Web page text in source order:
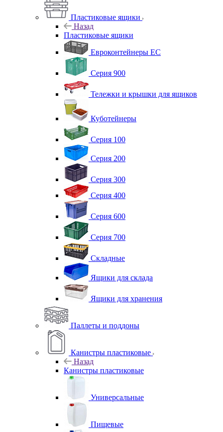
Пластиковые ящики
Назад
Пластиковые ящики
Евроконтейнеры ЕС
Серия 900
Тележки и крышки для ящиков
Куботейнеры
Серия 100
Серия 200
Серия 300
Серия 400
Серия 600
Серия 700
Складные
Ящики для склада
Ящики для хранения
Паллеты и поддоны
Канистры пластиковые
Назад
Канистры пластиковые
Универсальные
Пищевые